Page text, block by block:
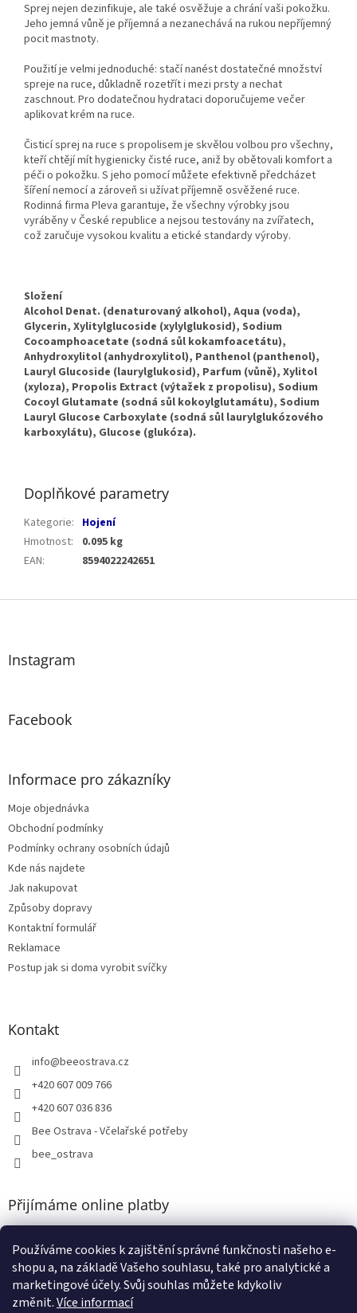
Používáme cookies k zajištění správné funkčnosti našeho e-
shopu a, na základě Vašeho souhlasu, také pro analytické a
marketingové účely. Svůj souhlas můžete kdykoliv
změnit.Více informací
Sprej nejen dezinfikuje, ale také osvěžuje a chrání vaši pokožku.
Jeho jemná vůně je příjemná a nezanechává na rukou nepříjemný
pocit mastnoty.
Použití je velmi jednoduché: stačí nanést dostatečné množství
spreje na ruce, důkladně rozetřít i mezi prsty a nechat
zaschnout. Pro dodatečnou hydrataci doporučujeme večer
aplikovat krém na ruce.
Čisticí sprej na ruce s propolisem je skvělou volbou pro všechny,
kteří chtějí mít hygienicky čisté ruce, aniž by obětovali komfort a
péči o pokožku. S jeho pomocí můžete efektivně předcházet
šíření nemocí a zároveň si užívat příjemně osvěžené ruce.
Rodinná firma Pleva garantuje, že všechny výrobky jsou
vyráběny v České republice a nejsou testovány na zvířatech,
což zaručuje vysokou kvalitu a etické standardy výroby.
Složení
Alcohol Denat. (denaturovaný alkohol), Aqua (voda),
Glycerin, Xylitylglucoside (xylylglukosid), Sodium
Cocoamphoacetate (sodná sůl kokamfoacetátu),
Anhydroxylitol (anhydroxylitol), Panthenol (panthenol),
Lauryl Glucoside (laurylglukosid), Parfum (vůně), Xylitol
(xyloza), Propolis Extract (výtažek z propolisu), Sodium
Cocoyl Glutamate (sodná sůl kokoylglutamátu), Sodium
Lauryl Glucose Carboxylate (sodná sůl laurylglukózového
karboxylátu), Glucose (glukóza).
Doplňkové parametry
Kategorie: Hojení
Hmotnost:
0.095 kg
EAN: 8594022242651
Z
Instagram
Facebook
Informace pro zákazníky
Moje objednávka
Obchodní podmínky
Podmínky ochrany osobních údajů
Kde nás najdete
Jak nakupovat
Způsoby dopravy
Kontaktní formulář
Reklamace
Postup jak si doma vyrobit svíčky
Kontakt
info@beeostrava.cz
+420 607 009 766
+420 607 036 836
Bee Ostrava - Včelařské potřeby
bee_ostrava
Přijímáme online platby